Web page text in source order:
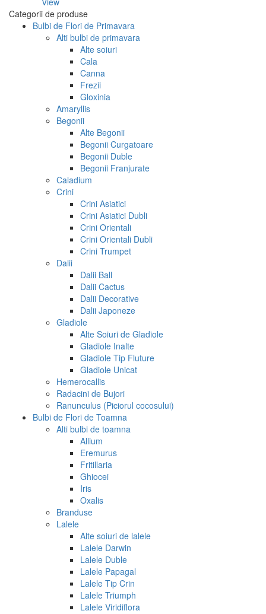
Categorii de produse
Bulbi de Flori de Primavara
Alti bulbi de primavara
Alte soiuri
Cala
Canna
Frezii
Gloxinia
Amaryllis
Begonii
Alte Begonii
Begonii Curgatoare
Begonii Duble
Begonii Franjurate
Caladium
Crini
Crini Asiatici
Crini Asiatici Dubli
Crini Orientali
Crini Orientali Dubli
Crini Trumpet
Dalii
Dalii Ball
Dalii Cactus
Dalii Decorative
Dalii Japoneze
Gladiole
Alte Soiuri de Gladiole
Gladiole Inalte
Gladiole Tip Fluture
Gladiole Unicat
Hemerocallis
Radacini de Bujori
Ranunculus (Piciorul cocosului)
Bulbi de Flori de Toamna
Alti bulbi de toamna
Allium
Eremurus
Fritillaria
Ghiocei
Iris
Oxalis
Branduse
Lalele
Alte soiuri de lalele
Lalele Darwin
Lalele Duble
Lalele Papagal
Lalele Tip Crin
Lalele Triumph
Lalele Viridiflora